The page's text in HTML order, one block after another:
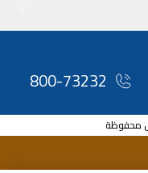
800-73232